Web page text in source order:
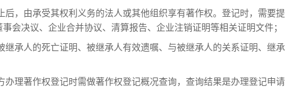
，由承受其权利义务的法人或其他组织享有著作权。登记时，需要提
会决议、企业合并协议、清算报告、企业注销证明等相关证明文件；
承人的死亡证明、被继承人有效遗嘱、与被继承人的关系证明、继承
理著作权登记时需做著作权登记概况查询，查询结果是办理登记申请